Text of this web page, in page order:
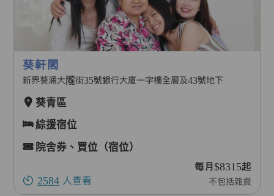
葵軒閣
新界葵涌大隴街35號銀行大廈一字樓全層及43號地下
葵青區
綜援宿位
院舍券、買位（宿位）
2584 人查看
每月$8315起
不包括雜費